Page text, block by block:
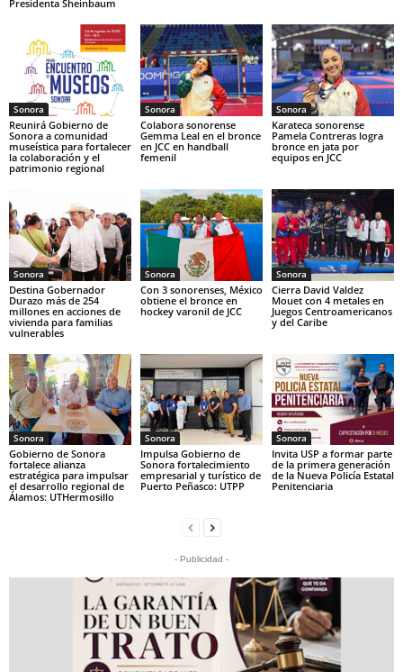
Presidenta Sheinbaum
Sonora
Reunirá Gobierno de
Sonora a comunidad
museística para fortalecer
la colaboración y el
patrimonio regional
Sonora
Colabora sonorense
Gemma Leal en el bronce
en JCC en handball
femenil
Sonora
Karateca sonorense
Pamela Contreras logra
bronce en jata por
equipos en JCC
Sonora
Destina Gobernador
Durazo más de 254
millones en acciones de
vivienda para familias
vulnerables
Sonora
Con 3 sonorenses, México
obtiene el bronce en
hockey varonil de JCC
Sonora
Cierra David Valdez
Mouet con 4 metales en
Juegos Centroamericanos
y del Caribe
Sonora
Gobierno de Sonora
fortalece alianza
estratégica para impulsar
el desarrollo regional de
Álamos: UTHermosillo
Sonora
Impulsa Gobierno de
Sonora fortalecimiento
empresarial y turístico de
Puerto Peñasco: UTPP
Sonora
Invita USP a formar parte
de la primera generación
de la Nueva Policía Estatal
Penitenciaria
- Publicidad -